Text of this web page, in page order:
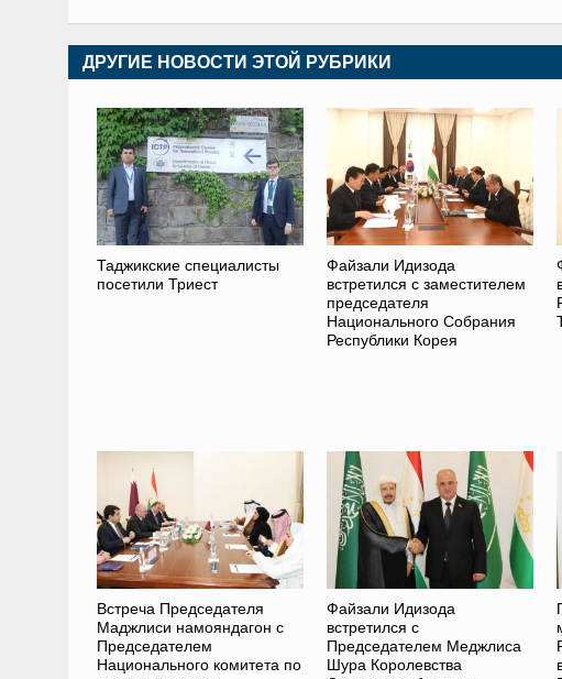
ДРУГИЕ НОВОСТИ ЭТОЙ РУБРИКИ
Таджикские специалисты
посетили Триест
Файзали Идизода
встретился с заместителем
председателя
Национального Собрания
Республики Корея
Встреча Председателя
Маджлиси намояндагон с
Председателем
Национального комитета по
Файзали Идизода
встретился с
Председателем Меджлиса
Шура Королевства